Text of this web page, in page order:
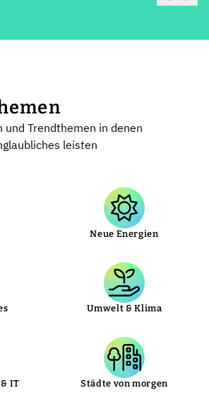
und Trendthemen in denen
leisten
Neue Energien
Umwelt & Klima
IT Städte von morgen